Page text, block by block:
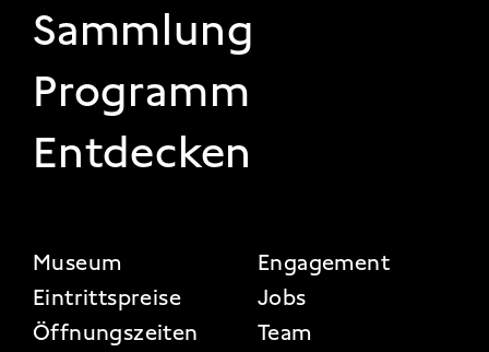
Sammlung
Programm
Entdecken
FOOTER 2
Museum
Eintrittspreise
Öffnungszeiten
Engagement
Jobs
Team